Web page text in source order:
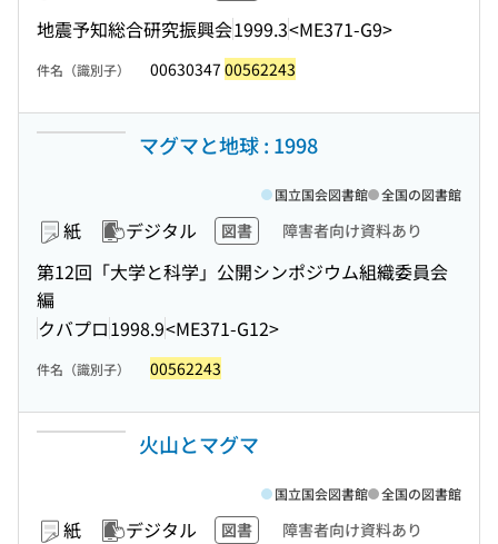
地震予知総合研究振興会1999.3<ME371-G9>
件名（識別子） 00630347 00562243
マグマと地球 : 1998
紙 デジタル 図書 障害者向け資料あり
第12回「大学と科学」公開シンポジウム組織委員会
編
クバプロ1998.9<ME371-G12>
国立国会図書館 全国の図書館
件名（識別子） 00562243
火山とマグマ
紙 デジタル 図書 障害者向け資料あり
国立国会図書館 全国の図書館